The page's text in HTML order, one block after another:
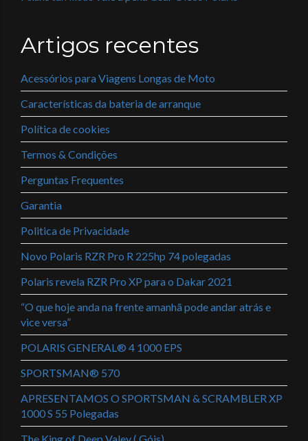
Artigos recentes
Acessórios para Viagens Longas de Moto
Características da bateria de arranque
Política de cookies
Termos & Condições
Perguntas Frequentes
Garantia
Politica de Privacidade
Novo Polaris RZR Pro R 225hp 74 polegadas
Polaris revela RZR Pro XP para o Dakar 2021
“O que hoje anda na frente amanhã pode andar atrás e
vice versa”
POLARIS GENERAL® 4 1000 EPS
SPORTSMAN® 570
APRESENTAMOS O SPORTSMAN & SCRAMBLER XP
1000 S 55 Polegadas